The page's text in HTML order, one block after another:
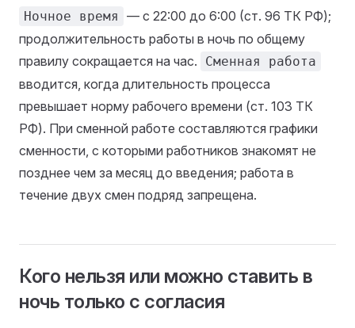
Ночное время
— с 22:00 до 6:00 (ст. 96 ТК РФ);
продолжительность работы в ночь по общему
правилу сокращается на час.
Сменная работа
вводится, когда длительность процесса
превышает норму рабочего времени (ст. 103 ТК
РФ). При сменной работе составляются графики
сменности, с которыми работников знакомят не
позднее чем за месяц до введения; работа в
течение двух смен подряд запрещена.
Кого нельзя или можно ставить в
ночь только с согласия